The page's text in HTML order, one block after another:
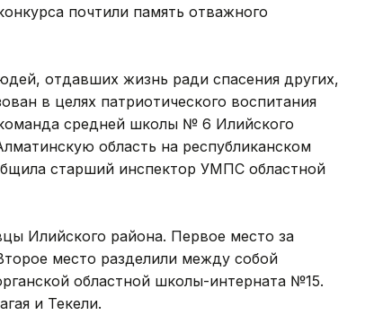
почтили память отважного
отдавших жизнь ради спасения других,
в целях патриотического воспитания
средней школы № 6 Илийского
область на республиканском
старший инспектор УМПС областной
Илийского района. Первое место за
место разделили между собой
областной школы-интерната №15.
и Текели.